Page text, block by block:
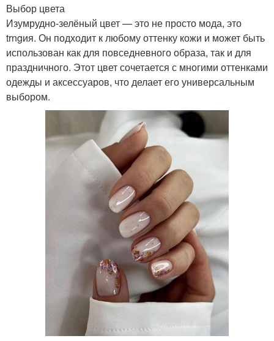
Выбор цвета
Изумрудно-зелёный цвет — это не просто мода, это
trngия. Он подходит к любому оттенку кожи и может быть
использован как для повседневного образа, так и для
праздничного. Этот цвет сочетается с многими оттенками
одежды и аксессуаров, что делает его универсальным
выбором.